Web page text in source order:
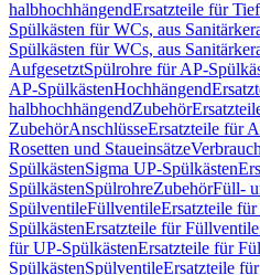
halbhochhängendErsatzteile für
Spülkästen für WCs, aus
Spülkästen für WCs, aus
AufgesetztSpülrohre für AP-
AP-SpülkästenHochhängend
halbhochhängendZubehör
ZubehörAnschlüsseErsatzteile für
Rosetten und Staueinsätze
SpülkästenSigma UP-Spülkästen
SpülkästenSpülrohreZubehörFüll-
SpülventileFüllventileErsatzteile
SpülkästenErsatzteile für
für UP-SpülkästenErsatzteile für
SpülkästenSpülventileErsatzteile